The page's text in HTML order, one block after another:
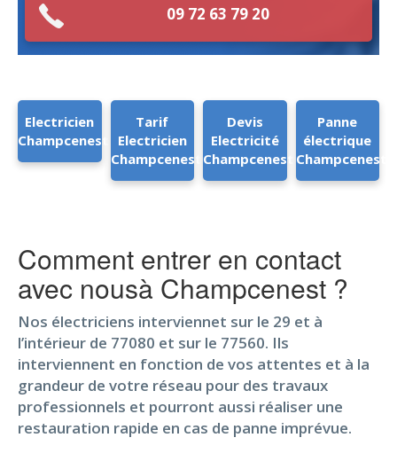
09 72 63 79 20
Electricien
Champcenest
Tarif
Electricien
Champcenest
Devis
Electricité
Champcenest
Panne
électrique
Champcenest
Comment entrer en contact
avec nousà Champcenest ?
Nos électriciens interviennet sur le 29 et à
l’intérieur de 77080 et sur le 77560. Ils
interviennent en fonction de vos attentes et à la
grandeur de votre réseau pour des travaux
professionnels et pourront aussi réaliser une
restauration rapide en cas de panne imprévue.